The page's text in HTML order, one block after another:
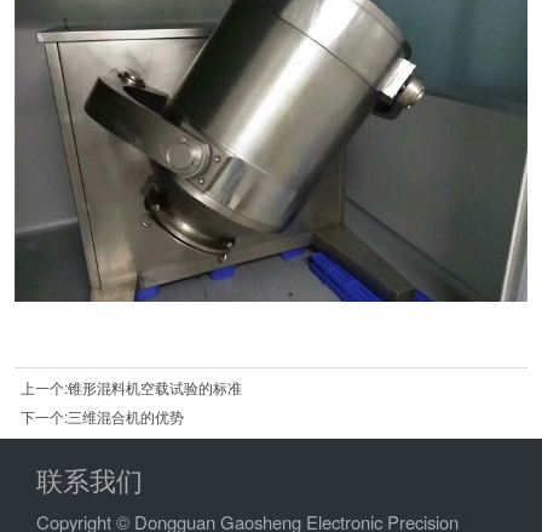
上一个:锥形混料机空载试验的标准
下一个:三维混合机的优势
联系我们
Copyright © Dongguan Gaosheng Electronic Precision